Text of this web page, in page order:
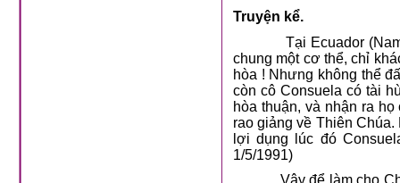
Truyện kể.
Tại Ecuador
chung một cơ thể, chỉ
hòa ! Nhưng không thể
còn cô Consuela có tài
hòa thuận, và nhận ra
rao giảng về Thiên
lợi dụng lúc đó
1/5/1991)